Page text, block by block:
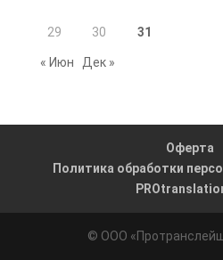
29 30 31
« Июн Дек »
Оферта
Политика обработки
© OOO